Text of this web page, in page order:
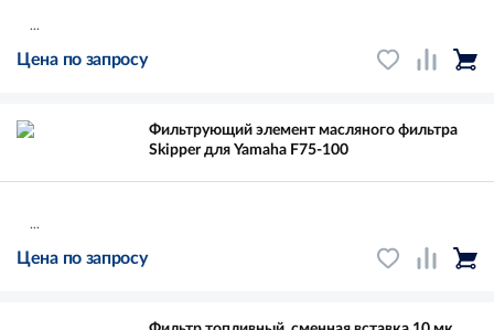
...
Цена по запросу
Фильтрующий элемент масляного фильтра
Skipper для Yamaha F75-100
...
Цена по запросу